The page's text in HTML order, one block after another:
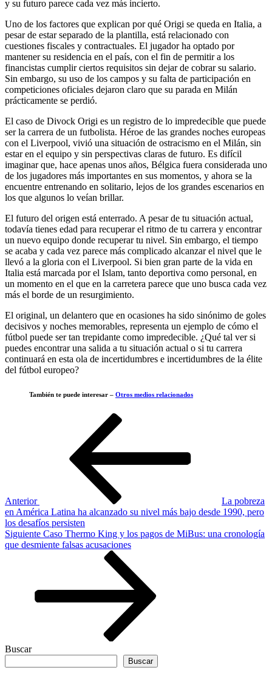
y su futuro parece cada vez más incierto.
Uno de los factores que explican por qué Origi se queda en Italia, a
pesar de estar separado de la plantilla, está relacionado con
cuestiones fiscales y contractuales. El jugador ha optado por
mantener su residencia en el país, con el fin de permitir a los
financistas cumplir ciertos requisitos sin dejar de cobrar su salario.
Sin embargo, su uso de los campos y su falta de participación en
competiciones oficiales dejaron claro que su parada en Milán
prácticamente se perdió.
El caso de Divock Origi es un registro de lo impredecible que puede
ser la carrera de un futbolista. Héroe de las grandes noches europeas
con el Liverpool, vivió una situación de ostracismo en el Milán, sin
estar en el equipo y sin perspectivas claras de futuro. Es difícil
imaginar que, hace apenas unos años, Bélgica fuera considerada uno
de los jugadores más importantes en sus momentos, y ahora se la
encuentre entrenando en solitario, lejos de los grandes escenarios en
los que algunos lo veían brillar.
El futuro del origen está enterrado. A pesar de tu situación actual,
todavía tienes edad para recuperar el ritmo de tu carrera y encontrar
un nuevo equipo donde recuperar tu nivel. Sin embargo, el tiempo
se acaba y cada vez parece más complicado alcanzar el nivel que le
llevó a la gloria con el Liverpool. Si bien gran parte de la vida en
Italia está marcada por el Islam, tanto deportiva como personal, en
un momento en el que en la carretera parece que uno busca cada vez
más el borde de un resurgimiento.
El original, un delantero que en ocasiones ha sido sinónimo de goles
decisivos y noches memorables, representa un ejemplo de cómo el
fútbol puede ser tan trepidante como impredecible. ¿Qué tal ver si
puedes encontrar una salida a tu situación actual o si tu carrera
continuará en esta ola de incertidumbres e incertidumbres de la élite
del fútbol europeo?
También te puede interesar – Otros medios relacionados
Anterior
La pobreza
en América Latina ha alcanzado su nivel más bajo desde 1990, pero
los desafíos persisten
Siguiente
entrada
Siguiente Caso Thermo King y los pagos de MiBus: una cronología
que desmiente falsas acusaciones
Buscar
Buscar